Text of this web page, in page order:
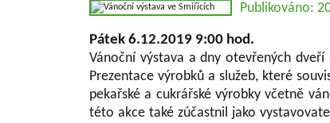
Publikováno:
Pátek 6.12.2019 9:00 hod.
Vánoční výstava a dny otevřených
Prezentace výrobků a služeb, které
pekařské a cukrářské výrobky včetně
této akce také zúčastnil jako